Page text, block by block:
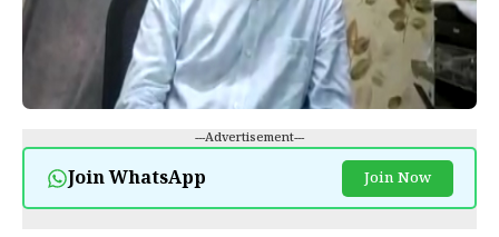
---Advertisement---
Join WhatsApp Join Now